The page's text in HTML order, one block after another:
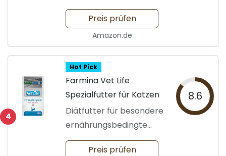
Antioxidantien
Preis prüfen
Amazon.de
4
Hot Pick
Farmina Vet Life
Spezialfutter für Katzen
Diätfutter für besondere
ernährungsbedingte
Bedürfnisse
8.6
Preis prüfen